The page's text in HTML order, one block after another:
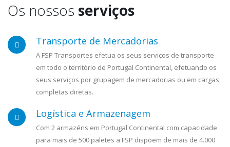
Os nossos serviços
Transporte de Mercadorias
A FSP Transportes efetua os seus serviços de transporte
em todo o território de Portugal Continental, efetuando os
seus serviços por grupagem de mercadorias ou em cargas
completas diretas.
Logística e Armazenagem
Com 2 armazéns em Portugal Continental com capacidade
para mais de 500 paletes a FSP dispõem de mais de 4.000